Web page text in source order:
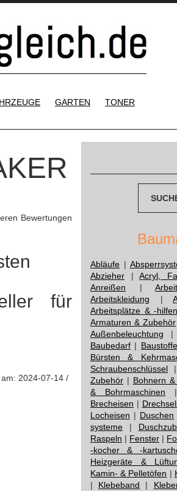
GARTEN TONER
Bewertungen
für
2024-07-14 /
Abläufe |
Abzieher |Acryl,
Anreißen |
Arbeitskleidung |
Arbeitsplätze & -hilfen
Armaturen & Zubehör
Außenbeleuchtung |
Baubedarf | Baustoffe
Bürsten &
Schraubenschlüssel
Zubehör | Bohnern
& Bohrmaschinen
Brecheisen |
Locheisen | Duschen
systeme |
Raspeln | Fenster |
-kocher & -
Heizgeräte &
Kamin- & Pelletöfen |
| Klebeband |